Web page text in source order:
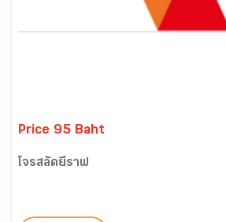
Price 95 Baht
โจรสลัดยีราฟ